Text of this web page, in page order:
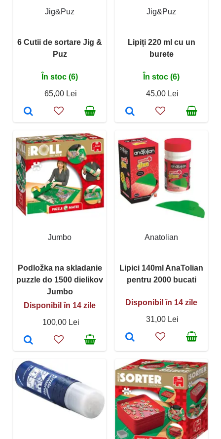
Jig&Puz
6 Cutii de sortare Jig &
Puz
În stoc (6)
65,00 Lei
Jig&Puz
Lipiți 220 ml cu un
burete
În stoc (6)
45,00 Lei
Jumbo
Podložka na skladanie
puzzle do 1500 dielikov
Jumbo
Disponibil în 14 zile
100,00 Lei
Anatolian
Lipici 140ml AnaTolian
pentru 2000 bucati
Disponibil în 14 zile
31,00 Lei